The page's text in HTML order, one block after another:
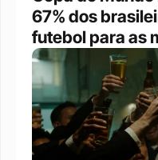
67% dos
futebol para as